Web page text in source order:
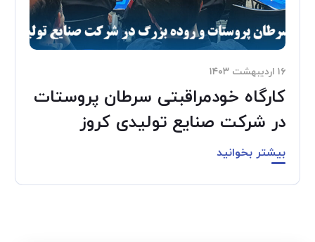
۱۶ اردیبهشت ۱۴۰۳
کارگاه خودمراقبتی سرطان پروستات
در شرکت صنایع تولیدی کروز
بیشتر بخوانید